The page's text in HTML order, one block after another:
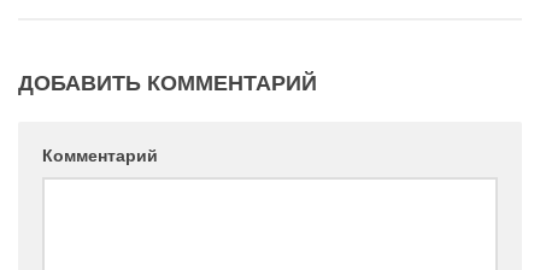
ДОБАВИТЬ КОММЕНТАРИЙ
Комментарий